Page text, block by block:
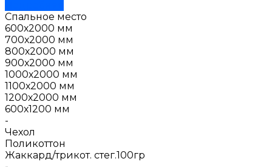
Спальное место
600х2000 мм
700х2000 мм
800х2000 мм
900х2000 мм
1000х2000 мм
1100х2000 мм
1200х2000 мм
600х1200 мм
-
Чехол
Поликоттон
Жаккард/трикот. стег.100гр